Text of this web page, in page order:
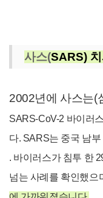
사스(SARS)
2002년에 사스는(
SARS-CoV-2 바이러
다. SARS는 중국 남
. 바이러스가 침투 한
넘는 사례를 확인했으